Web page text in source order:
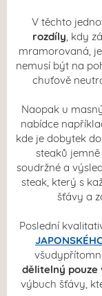
V těchto
rozdíly, kdy
mramorovaná,
nemusí být na
chuťově
Naopak u
nabídce
kde je dobytek
steaků
soudržné a
steak, který s
šťávy a
Poslední
dělitelný pouze
výbuch šťávy,